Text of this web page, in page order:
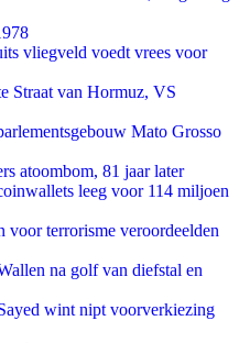
vliegveld voedt vrees voor
Straat van Hormuz, VS
Mato Grosso
atoombom, 81 jaar later
leeg voor 114 miljoen
voor terrorisme veroordeelden
na golf van diefstal en
wint nipt voorverkiezing